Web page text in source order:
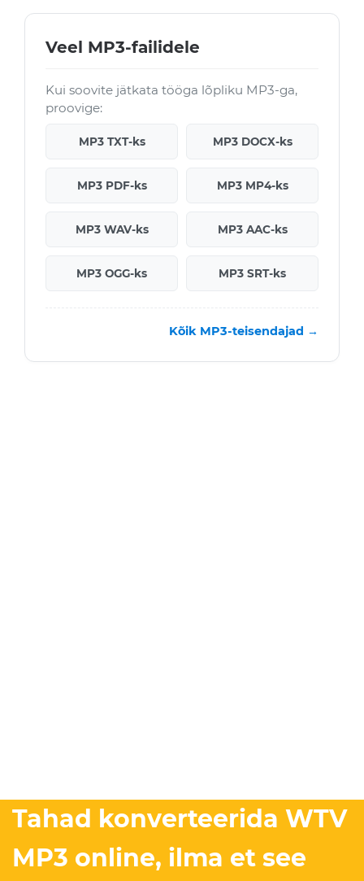
Veel MP3-failidele
Kui soovite jätkata tööga lõpliku MP3-ga,
proovige:
MP3 TXT-ks MP3 DOCX-ks
MP3 PDF-ks MP3 MP4-ks
MP3 WAV-ks MP3 AAC-ks
MP3 OGG-ks MP3 SRT-ks
Kõik MP3-teisendajad →
Tahad konverteerida WTV
MP3 online, ilma et see